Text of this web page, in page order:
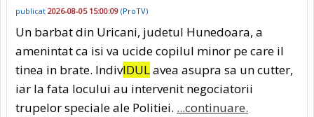
publicat 2026-08-05 15:00:09 (ProTV)
Un barbat din Uricani, judetul Hunedoara, a
amenintat ca isi va ucide copilul minor pe care il
tinea in brate. IndivIDULavea asupra sa un cutter,
iar la fata locului au intervenit negociatorii
trupelor speciale ale Politiei. ...continuare.